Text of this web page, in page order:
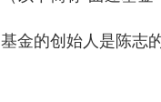
金的创始人是陈志